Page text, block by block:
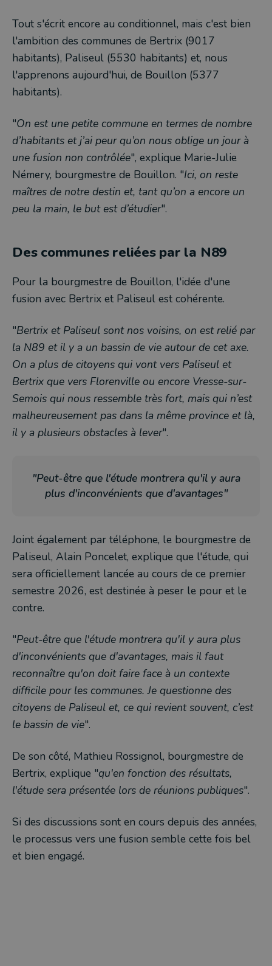
Tout s'écrit encore au conditionnel, mais c'est bien
l'ambition des communes de Bertrix (9017
habitants), Paliseul (5530 habitants) et, nous
l'apprenons aujourd'hui, de Bouillon (5377
habitants).
"On est une petite commune en termes de nombre
d’habitants et j’ai peur qu’on nous oblige un jour à
une fusion non contrôlée", explique Marie-Julie
Némery, bourgmestre de Bouillon. "Ici, on reste
maîtres de notre destin et, tant qu’on a encore un
peu la main, le but est d’étudier".
Des communes reliées par la N89
Pour la bourgmestre de Bouillon, l'idée d'une
fusion avec Bertrix et Paliseul est cohérente.
"Bertrix et Paliseul sont nos voisins, on est relié par
la N89 et il y a un bassin de vie autour de cet axe.
On a plus de citoyens qui vont vers Paliseul et
Bertrix que vers Florenville ou encore Vresse-sur-
Semois qui nous ressemble très fort, mais qui n’est
malheureusement pas dans la même province et là,
il y a plusieurs obstacles à lever".
"Peut-être que l'étude montrera qu'il y aura
plus d'inconvénients que d'avantages"
Joint également par téléphone, le bourgmestre de
Paliseul, Alain Poncelet, explique que l'étude, qui
sera officiellement lancée au cours de ce premier
semestre 2026, est destinée à peser le pour et le
contre.
"Peut-être que l'étude montrera qu'il y aura plus
d'inconvénients que d'avantages, mais il faut
reconnaître qu'on doit faire face à un contexte
difficile pour les communes. Je questionne des
citoyens de Paliseul et, ce qui revient souvent, c’est
le bassin de vie".
De son côté, Mathieu Rossignol, bourgmestre de
Bertrix, explique "qu'en fonction des résultats,
l'étude sera présentée lors de réunions publiques".
Si des discussions sont en cours depuis des années,
le processus vers une fusion semble cette fois bel
et bien engagé.